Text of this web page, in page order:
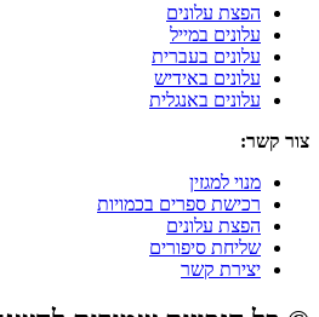
הפצת עלונים
עלונים במייל
עלונים בעברית
עלונים באידיש
עלונים באנגלית
צור קשר:
מנוי למגזין
רכישת ספרים בכמויות
הפצת עלונים
שליחת סיפורים
יצירת קשר